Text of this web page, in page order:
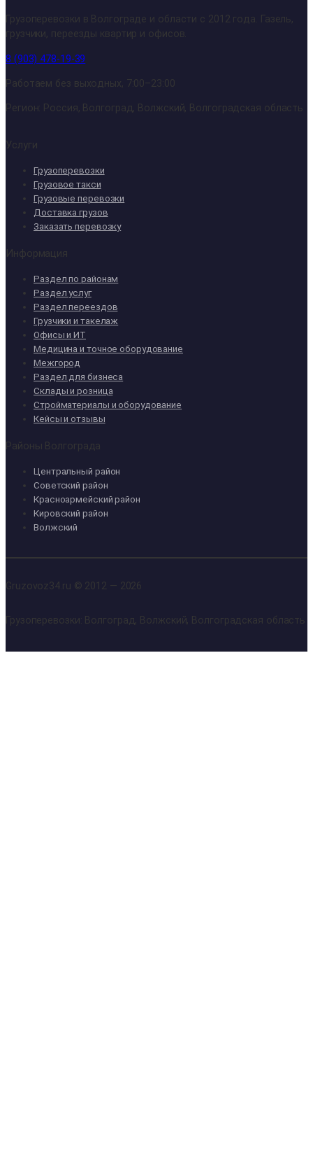
Грузоперевозки в Волгограде и области с 2012 года. Газель,
грузчики, переезды квартир и офисов.
8 (903) 478-19-39
Работаем без выходных, 7:00–23:00
Регион: Россия, Волгоград, Волжский, Волгоградская область
Услуги
Грузоперевозки
Грузовое такси
Грузовые перевозки
Доставка грузов
Заказать перевозку
Информация
Раздел по районам
Раздел услуг
Раздел переездов
Грузчики и такелаж
Офисы и ИТ
Медицина и точное оборудование
Межгород
Раздел для бизнеса
Склады и розница
Стройматериалы и оборудование
Кейсы и отзывы
Районы Волгограда
Центральный район
Советский район
Красноармейский район
Кировский район
Волжский
Gruzovoz34.ru © 2012 — 2026
Грузоперевозки: Волгоград, Волжский, Волгоградская область